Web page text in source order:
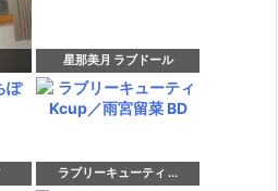
星那美月 ラブドール
ラブリーキューティ ...